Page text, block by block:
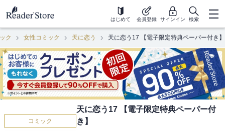
はじめて 会員登録 サインイン 検索
ク 女性コミック 天に恋う 天に恋う17 【電子限定特典ペーパー付き】
コミック
天に恋う17 【電子限定特典ペーパー付
き】